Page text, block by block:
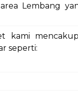
Lembang
kami
seperti: